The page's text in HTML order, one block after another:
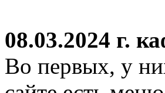
08.03.2024 г.
Во первых, у